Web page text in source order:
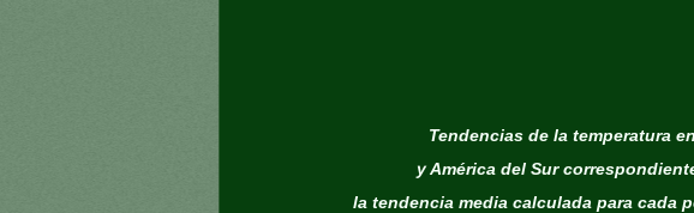
Tendencias de la temperatura
y América del Sur
la tendencia media calculada para cada